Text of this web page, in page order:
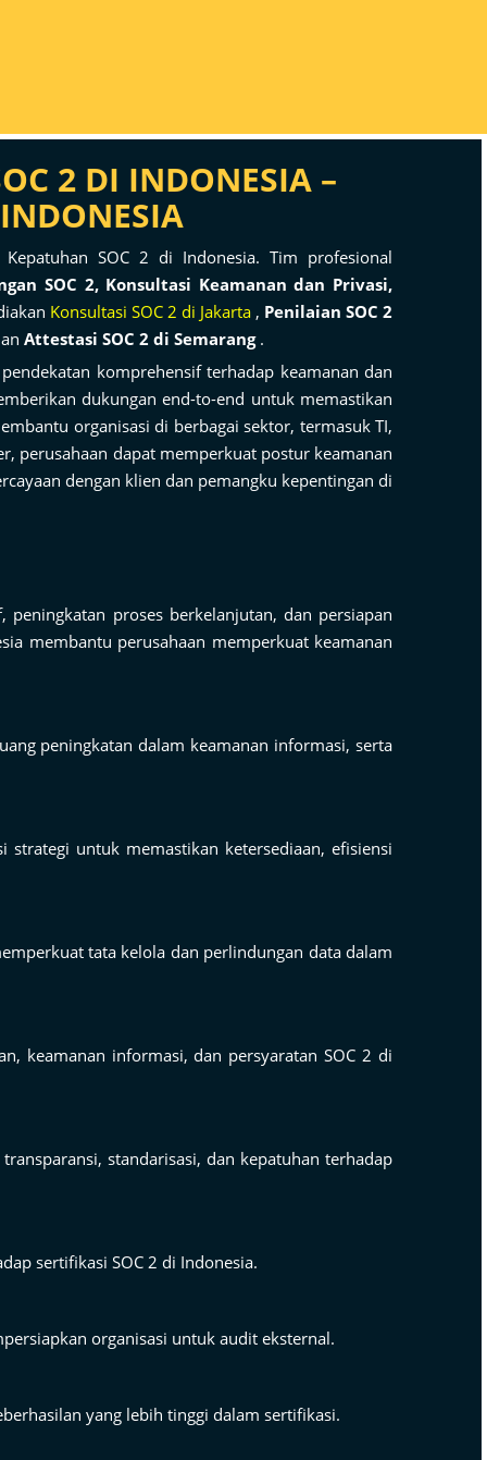
2 DI INDONESIA –
SOC 2 di Indonesia. Tim profesional
SOC 2, Konsultasi Keamanan dan Privasi,
Konsultasi SOC 2 di Jakarta, Penilaian SOC 2
Attestasi SOC 2 di Semarang.
komprehensif terhadap keamanan dan
dukungan end-to-end untuk memastikan
organisasi di berbagai sektor, termasuk TI,
perusahaan dapat memperkuat postur keamanan
dengan klien dan pemangku kepentingan di
proses berkelanjutan, dan persiapan
membantu perusahaan memperkuat keamanan
peningkatan dalam keamanan informasi, serta
untuk memastikan ketersediaan, efisiensi
tata kelola dan perlindungan data dalam
keamanan informasi, dan persyaratan SOC 2 di
standarisasi, dan kepatuhan terhadap
sertifikasi SOC 2 di Indonesia.
organisasi untuk audit eksternal.
yang lebih tinggi dalam sertifikasi.